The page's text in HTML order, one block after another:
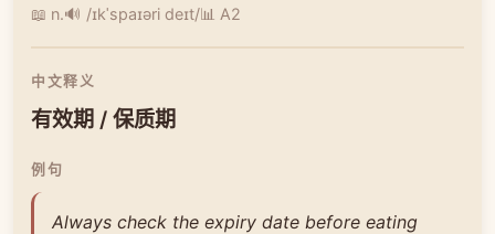
📖 n.🔊 /ɪkˈspaɪəri deɪt/📊 A2
中文释义
有效期 / 保质期
例句
Always check the expiry date before eating